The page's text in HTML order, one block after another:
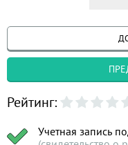
Рейтинг:
Учетная запись